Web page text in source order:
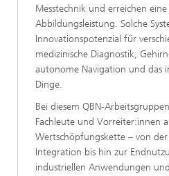
Messtechnik und erreichen
Abbildungsleistung. Solche
Innovationspotenzial für
medizinische Diagnostik,
autonome Navigation und das
Dinge.
Bei diesem QBN-
Fachleute und Vorreiter:innen
Wertschöpfungskette – von
Integration bis hin zur
industriellen Anwendungen